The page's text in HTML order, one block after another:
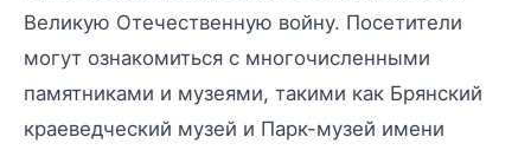
Великую Отечественную войну. Посетители
могут ознакомиться с многочисленными
памятниками и музеями, такими как Брянский
краеведческий музей и Парк-музей имени